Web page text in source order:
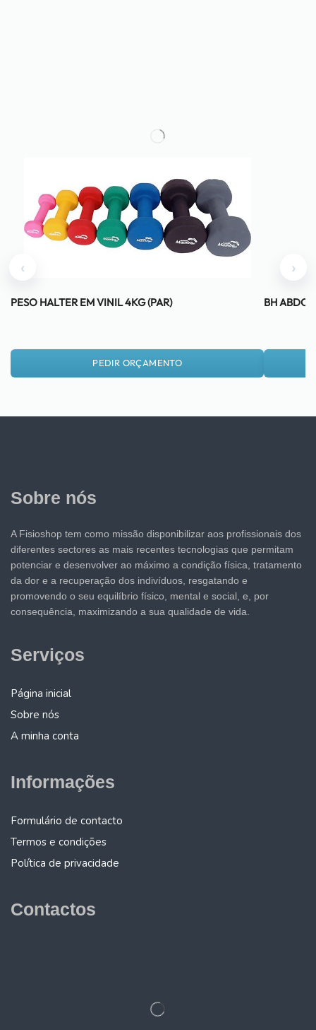
PESO HALTER EM VINIL 4KG (PAR)
PEDIR ORÇAMENTO
BH
‹ ›
Sobre nós
A Fisioshop tem como missão disponibilizar aos profissionais dos
diferentes sectores as mais recentes tecnologias que permitam
potenciar e desenvolver ao máximo a condição física, tratamento
da dor e a recuperação dos indivíduos, resgatando e
promovendo o seu equilíbrio físico, mental e social, e, por
consequência, maximizando a sua qualidade de vida.
Serviços
Página inicial
Sobre nós
A minha conta
Informações
Formulário de contacto
Termos e condições
Política de privacidade
Contactos